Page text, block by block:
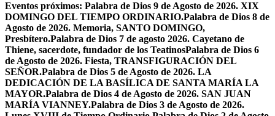
Eventos próximos: Palabra de Dios 9 de Agosto de 2026. XIX
DOMINGO DEL TIEMPO ORDINARIO.Palabra de Dios 8 de
Agosto de 2026. Memoria, SANTO DOMINGO,
Presbítero.Palabra de Dios 7 de agosto 2026. Cayetano de
Thiene, sacerdote, fundador de los TeatinosPalabra de Dios 6
de Agosto de 2026. Fiesta, TRANSFIGURACIÓN DEL
SEÑOR.Palabra de Dios 5 de Agosto de 2026. LA
DEDICACIÓN DE LA BASÍLICA DE SANTA MARÍA LA
MAYOR.Palabra de Dios 4 de Agosto de 2026. SAN JUAN
MARÍA VIANNEY.Palabra de Dios 3 de Agosto de 2026.